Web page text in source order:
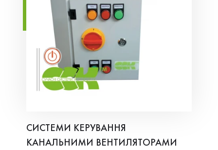
СИСТЕМИ КЕРУВАННЯ
КАНАЛЬНИМИ ВЕНТИЛЯТОРАМИ